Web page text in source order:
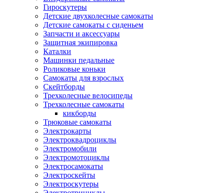
Гироскутеры
Детские двухколесные самокаты
Детские самокаты с сиденьем
Запчасти и аксессуары
Защитная экипировка
Каталки
Машинки педальные
Роликовые коньки
Самокаты для взрослых
Скейтборды
Трехколесные велосипеды
Трехколесные самокаты
кикборды
Трюковые самокаты
Электрокарты
Электроквадроциклы
Электромобили
Электромотоциклы
Электросамокаты
Электроскейты
Электроскутеры